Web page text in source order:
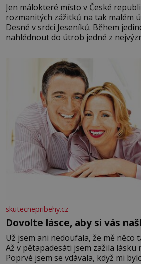
Jen málokteré místo v České
rozmanitých zážitků na tak malém
Desné v srdci Jeseníků. Během
nahlédnout do útrob jedné z
se na koloběžce a den zakončit
Velkých Losinách nebo v termálním
skutecnepribehy.cz
Dovolte lásce, aby si vás
Už jsem ani nedoufala, že mě něco
Až v pětapadesáti jsem zažila lásku
Poprvé jsem se vdávala, když mi